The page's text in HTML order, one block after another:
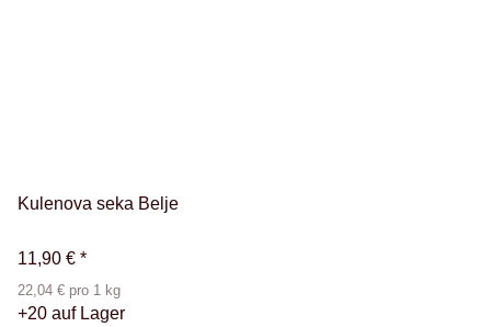
Kulenova seka Belje
11,90 € *
22,04 € pro 1 kg
+20 auf Lager